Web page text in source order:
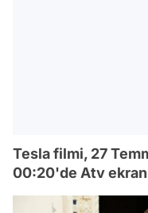
Tesla filmi, 27
00:20'de Atv